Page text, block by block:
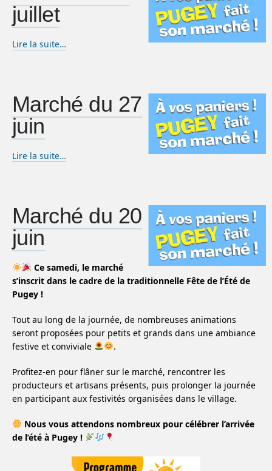
juillet
Lire la suite…
Marché du 27
juin
Lire la suite…
Marché du 20
juin
Ce samedi, le marché
s’inscrit dans le cadre de la traditionnelle Fête de l’Été de
Pugey !
Tout au long de la journée, de nombreuses animations
seront proposées pour petits et grands dans une ambiance
festive et conviviale
.
Profitez-en pour flâner sur le marché, rencontrer les
producteurs et artisans présents, puis prolonger la journée
en participant aux festivités organisées dans le village.
Nous vous attendons nombreux pour célébrer l’arrivée
de l’été à Pugey !